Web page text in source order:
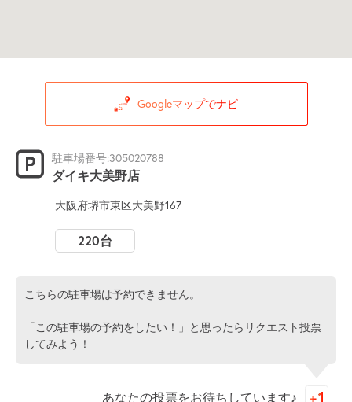
Googleマップでナビ
駐車場番号:305020788
ダイキ大美野店
大阪府堺市東区大美野167
220台
こちらの駐車場は予約できません。
「この駐車場の予約をしたい！」と思ったらリクエスト投票
してみよう！
あなたの投票をお待ちしています♪